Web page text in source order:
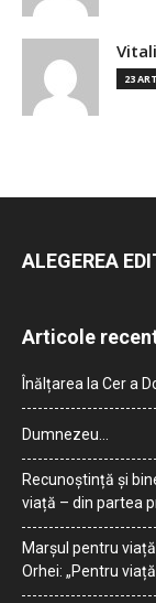
23
ALEGEREA
Articole
Înălțarea la Cer a
Dumnezeu…
Recunoștință și
viață – din partea
Marșul pentru
Orhei: „Pentru